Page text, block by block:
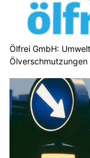
Ölfrei GmbH:
Ölverschmutzungen